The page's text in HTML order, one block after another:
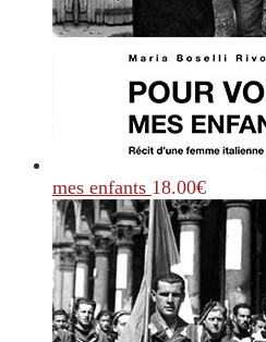
mes enfants 18.00€